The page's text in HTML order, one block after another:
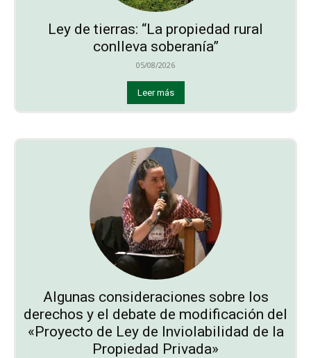
Ley de tierras: “La propiedad rural
conlleva soberanía”
05/08/2026
Leer más
Algunas consideraciones sobre los
derechos y el debate de modificación del
«Proyecto de Ley de Inviolabilidad de la
Propiedad Privada»